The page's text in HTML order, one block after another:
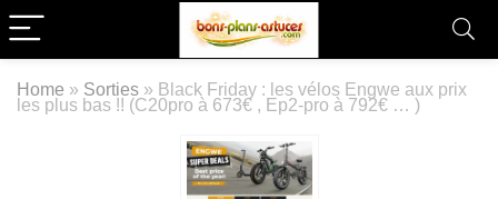
Home » Sorties » Black Friday : les vélos Engwe aux prix
les plus bas !! (C20pro à 673€ , Ep2-pro à 792€ … )